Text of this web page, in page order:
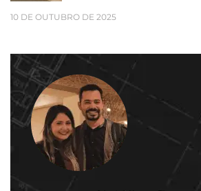
10 DE OUTUBRO DE 2025